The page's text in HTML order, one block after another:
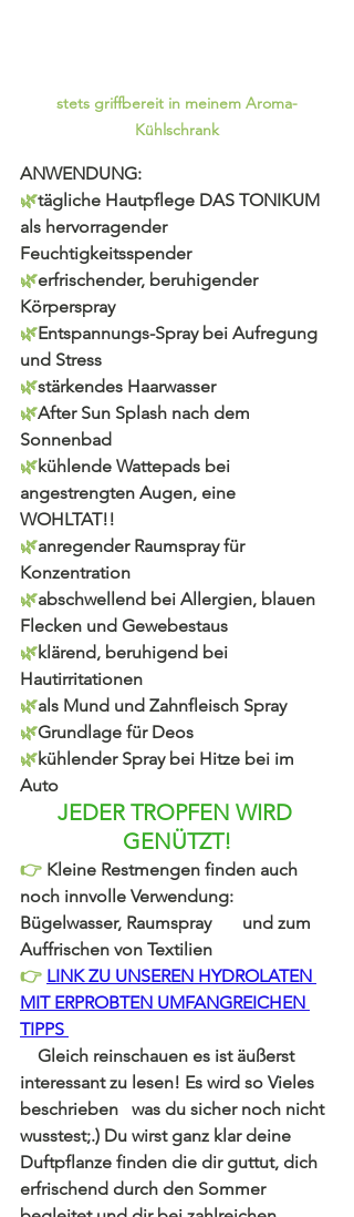
stets griffbereit in meinem Aroma-
Kühlschrank
ANWENDUNG:
🌿tägliche Hautpflege DAS TONIKUM
als hervorragender
Feuchtigkeitsspender
🌿erfrischender, beruhigender
Körperspray
🌿Entspannungs-Spray bei Aufregung
und Stress
🌿stärkendes Haarwasser
🌿After Sun Splash nach dem
Sonnenbad
🌿kühlende Wattepads bei
angestrengten Augen, eine
WOHLTAT!!
🌿anregender Raumspray für
Konzentration
🌿abschwellend bei Allergien, blauen
Flecken und Gewebestaus
🌿klärend, beruhigend bei
Hautirritationen
🌿als Mund und Zahnfleisch Spray
🌿Grundlage für Deos
🌿kühlender Spray bei Hitze bei im
Auto
JEDER TROPFEN WIRD
GENÜTZT!
👉 Kleine Restmengen finden auch
noch innvolle Verwendung:
Bügelwasser, Raumspray       und zum
Auffrischen von Textilien
👉 LINK ZU UNSEREN HYDROLATEN
MIT ERPROBTEN UMFANGREICHEN
TIPPS
interessant zu lesen! Es wird so Vieles
beschrieben   was du sicher noch nicht
wusstest;.) Du wirst ganz klar deine
Duftpflanze finden die dir guttut, dich
erfrischend durch den Sommer